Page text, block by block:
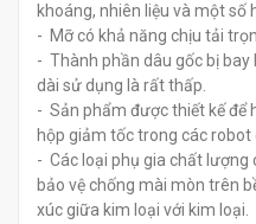
khoáng, nhiên liệu và một số
- Mỡ có khả năng chịu tải
- Thành phần dâu gốc bị
dài sử dụng là rất thấp.
- Sản phẩm được thiết kế để
hộp giảm tốc trong các robot
- Các loại phụ gia chất
bảo vệ chống mài mòn trên
xúc giữa kim loại với kim loại.